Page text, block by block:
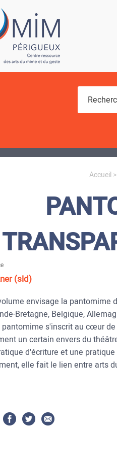
Accueil >
(sld)
envisage la pantomime
Bretagne, Belgique,
s'inscrit au cœur
un certain envers du
d'écriture et une
elle fait le lien entre arts